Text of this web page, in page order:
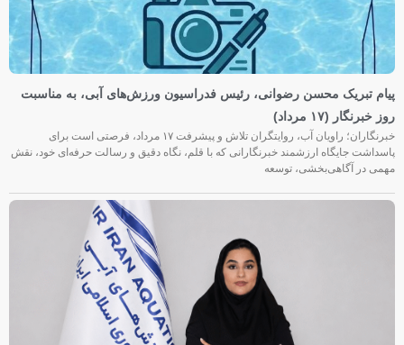
پیام تبریک محسن رضوانی، رئیس فدراسیون ورزش‌های آبی، به مناسبت
روز خبرنگار (۱۷ مرداد)
خبرنگاران؛ راویان آب، روایتگران تلاش و پیشرفت ۱۷ مرداد، فرصتی است برای
پاسداشت جایگاه ارزشمند خبرنگارانی که با قلم، نگاه دقیق و رسالت حرفه‌ای خود، نقش
مهمی در آگاهی‌بخشی، توسعه